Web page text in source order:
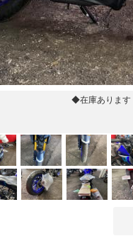
◆在庫ありま